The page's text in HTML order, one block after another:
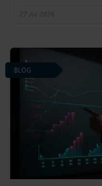
27 Jul 2026
BLOG